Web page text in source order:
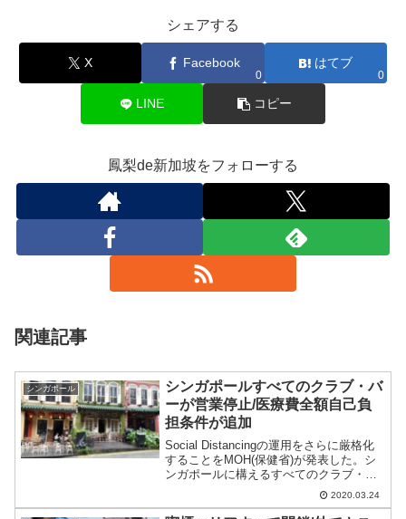
シェアする
X Facebook
0
はてブ
0
LINE コピー
鳳梨de新加坡をフォローする
関連記事
シンガポール
シンガポールすべてのクラブ・バ
ーが営業停止/医療費全額自己負
担条件が追加
Social Distancingの運用をさらに厳格化
することをMOH(保健省)が発表した。シ
ンガポールに構えるすべてのクラブ・バ
ーの営業停止を中心としており、タイや
インドネシアと同類の処置となる。
2020.03.24